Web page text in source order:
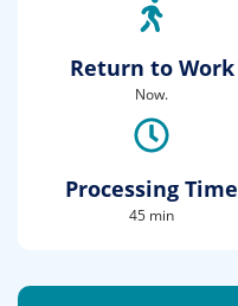
Return to Work
Now.
Processing Time
45 min